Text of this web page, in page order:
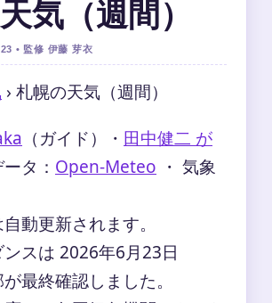
気（週間）
• 監修 伊藤 芽衣
› 札幌の天気（週間）
（ガイド） ・ 田中健二 が
タ： Open-Meteo ・ 気象
動更新されます。
スは 2026年6月23日
最終確認しました。